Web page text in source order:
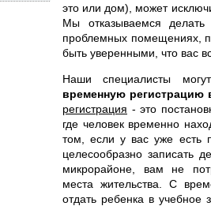
это или дом), может
Мы отказываемся делать
проблемных помещениях,
быть уверенными, что вас
Наши специалисты
временную
регистрация - это
где человек временно
том, если у вас уже есть
целесообразно записать
микрорайоне, вам не
места жительства. С
отдать ребенка в учебное